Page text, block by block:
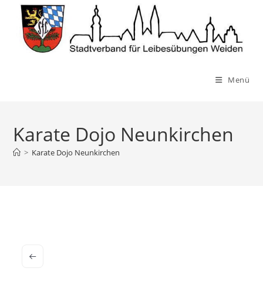
Inhalt
springen
Menü
Karate Dojo Neunkirchen
> Karate Dojo Neunkirchen